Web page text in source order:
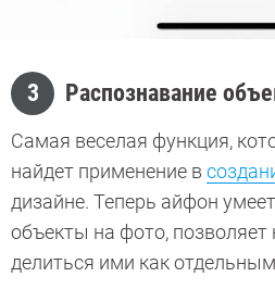
3 Распознавание
Самая веселая функция,
найдет применение в
дизайне. Теперь айфон
объекты на фото, позволяет
делиться ими как